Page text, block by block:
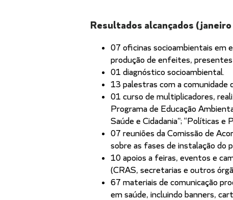
Resultados alcançados
07 oficinas socioambientais em
produção de enfeites,
01 diagnóstico socioambiental.
13 palestras com a comunidade
01 curso de multiplicadores,
Programa de Educação
Saúde e Cidadania”; “Políticas e
07 reuniões da Comissão de
sobre as fases de instalação do
10 apoios a feiras, eventos e
(CRAS, secretarias e outros
67 materiais de comunicação
em saúde, incluindo banners,